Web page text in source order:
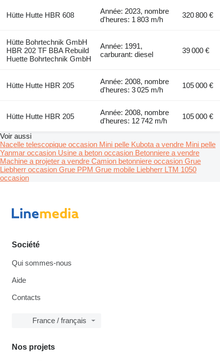
Hütte Hutte HBR 608
Année: 2023, nombre
d'heures: 1 803 m/h
320 800 €
Hütte Bohrtechnik GmbH
HBR 202 TF BBA Rebuild
Huette Bohrtechnik GmbH
Année: 1991,
carburant: diesel
39 000 €
Hütte Hutte HBR 205
Année: 2008, nombre
d'heures: 3 025 m/h
105 000 €
Hütte Hutte HBR 205
Année: 2008, nombre
d'heures: 12 742 m/h
105 000 €
Voir aussi
Nacelle telescopique occasion Mini pelle Kubota a vendre Mini pelle
Yanmar occasion Usine a beton occasion Betonniere a vendre
Machine a projeter a vendre Camion betonniere occasion Grue
Liebherr occasion Grue PPM Grue mobile Liebherr LTM 1050
occasion
Société
Qui sommes-nous
Aide
Contacts
France / français
Nos projets